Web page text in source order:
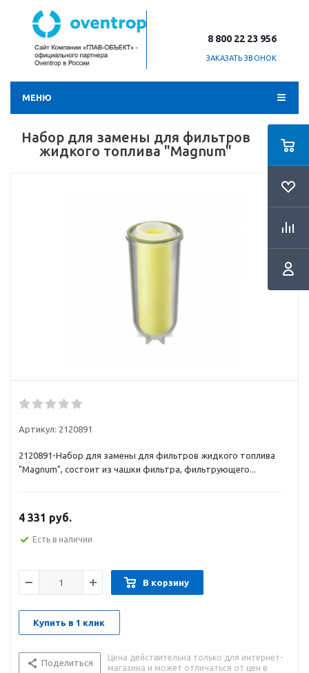
8 800 22 23 956
ЗАКАЗАТЬ ЗВОНОК
МЕНЮ
Набор для замены для фильтров
жидкого топлива "Magnum"
Артикул: 2120891
2120891-Набор для замены для фильтров жидкого топлива
"Magnum", состоит из чашки фильтра, фильтрующего...
4 331 руб.
Есть в наличии
В корзину
Купить в 1 клик
Поделиться
Цена действительна только для интернет-
магазина и может отличаться от цен в